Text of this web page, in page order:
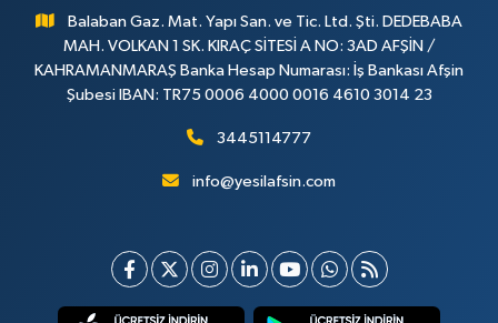
Balaban Gaz. Mat. Yapı San. ve Tic. Ltd. Şti. DEDEBABA
MAH. VOLKAN 1 SK. KIRAÇ SİTESİ A NO: 3AD AFŞİN /
KAHRAMANMARAŞ Banka Hesap Numarası: İş Bankası Afşin
Şubesi IBAN: TR75 0006 4000 0016 4610 3014 23
3445114777
info@yesilafsin.com